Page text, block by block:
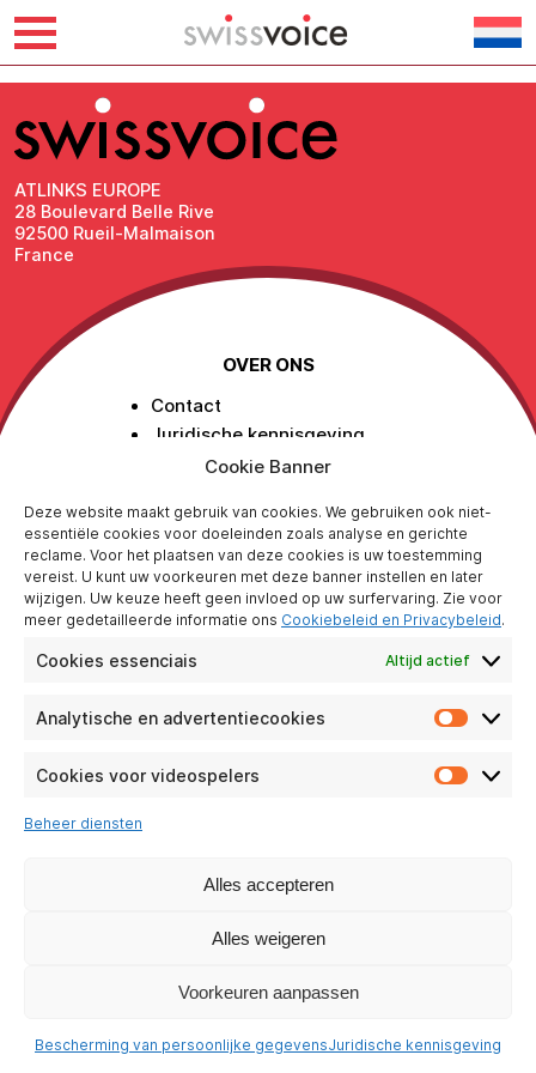
Cookie Banner
Deze website maakt gebruik van cookies. We gebruiken ook niet-
essentiële cookies voor doeleinden zoals analyse en gerichte
reclame. Voor het plaatsen van deze cookies is uw toestemming
vereist. U kunt uw voorkeuren met deze banner instellen en later
wijzigen. Uw keuze heeft geen invloed op uw surfervaring. Zie voor
meer gedetailleerde informatie ons Cookiebeleid en Privacybeleid.
Cookies essenciais Altijd actief
Analytische en advertentiecookies
Cookies voor videospelers
Beheer diensten
Alles accepteren
Alles weigeren
Voorkeuren aanpassen
Bescherming van persoonlijke gegevensJuridische kennisgeving
Overslaan
inhoud
Battery Benelux BV
ATLINKS EUROPE
28 Boulevard Belle Rive
92500 Rueil-Malmaison
France
OVER ONS
Contact
Juridische kennisgeving
Bescherming van persoonlijke
Beleid voor sociale
verantwoordelijkheid
ONZE SOCIALE NETWERKEN